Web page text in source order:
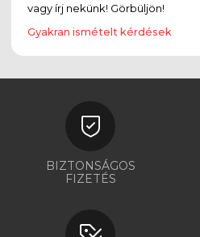
vagy írj nekünk! Görbüljön!
Gyakran ismételt kérdések
BIZTONSÁGOS
FIZETÉS